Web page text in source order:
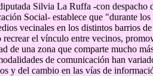
Silvia La Ruffa -con despacho
Social- establece que "durante los
vecinales en los distintos barrios
el vínculo entre vecinos,
de una zona que comparte mucho
de comunicación han
y del cambio en las vías de